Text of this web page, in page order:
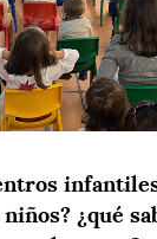
¿qué